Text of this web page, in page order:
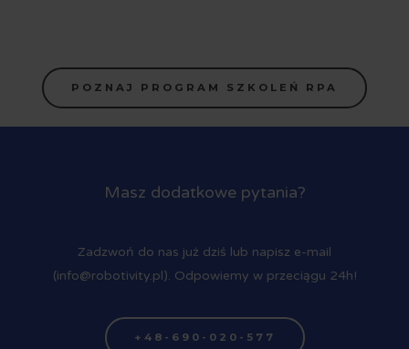
POZNAJ PROGRAM SZKOLEŃ RPA
Masz dodatkowe pytania?
Zadzwoń do nas już dziś lub napisz e-mail
(info@robotivity.pl). Odpowiemy w przeciągu 24h!
+48-690-020-577